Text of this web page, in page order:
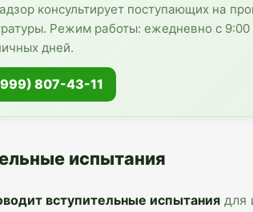
консультирует поступающих на
Режим работы: ежедневно с
дней.
807-43-11
испытания
вступительные испытания для